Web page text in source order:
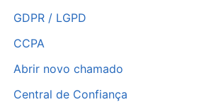
GDPR / LGPD
CCPA
Abrir novo chamado
Central de Confiança